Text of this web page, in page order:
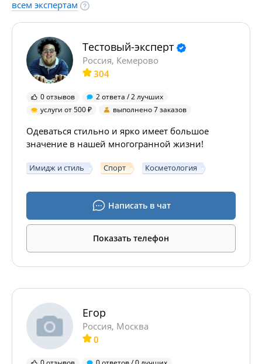
всем экспертам
Тестовый-эксперт
Россия, Кемерово
304
0 отзывов
2 ответа / 2 лучших
услуги от 500
выполнено 7 заказов
Одеваться стильно и ярко имеет большое
значение в нашей многогранной жизни!
Имидж и стиль Спорт Косметология
Написать в чат
Показать телефон
Егор
Россия, Москва
0